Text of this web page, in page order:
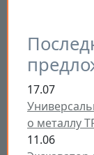
17.07
о металлу
11.06